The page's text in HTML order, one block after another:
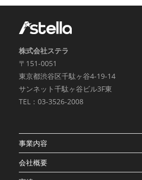
株式会社ステラ
〒151-0051
東京都渋谷区千駄ヶ谷4-19-14
サンネット千駄ヶ谷ビル3F東
TEL：03-3526-2008
事業内容
会社概要